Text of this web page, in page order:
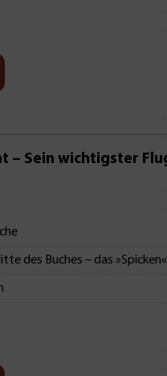
– Sein wichtigster
des Buches – das